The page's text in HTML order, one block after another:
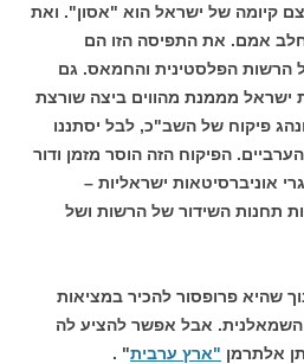
קיומה של ישראל הוא "אסון". ואת
חלב אמם. את התפיסה הזו הם
הרשות הפלסטינית והחמאס. גם
ישראל מממנת מהווים ביצה שורצת
פיקוח של השב"כ, לבל יסתננו
הפיקוח הזה הוסר מזמן ודור
אוניברסיטאות ישראליות –
תחנות השידור של הרשות ושל
שהיא פרופסור להכיר במציאות
אבל אפשר להציע לה
אלתרמן "ארץ ערבית" .